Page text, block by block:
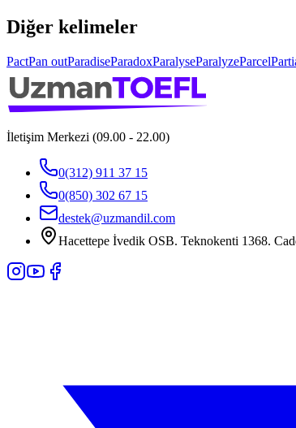
Diğer kelimeler
PactPan outParadiseParadoxParalyseParalyzeParcel
İletişim Merkezi (09.00 - 22.00)
0(312) 911 37 15
0(850) 302 67 15
destek@uzmandil.com
Hacettepe İvedik OSB. Teknokenti 1368.